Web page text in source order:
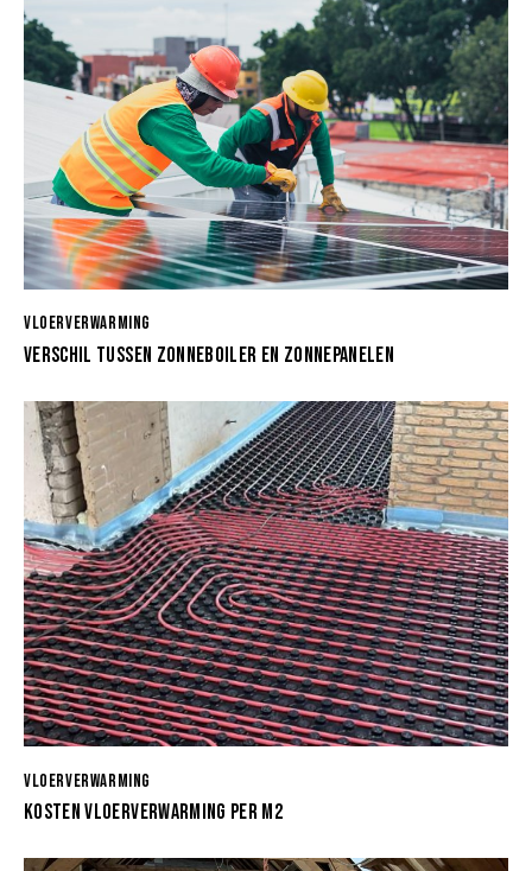
VLOERVERWARMING
VERSCHIL TUSSEN ZONNEBOILER EN ZONNEPANELEN
VLOERVERWARMING
KOSTEN VLOERVERWARMING PER M2